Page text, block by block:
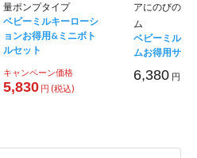
量ポンプタイプ
ベビーミルキーローシ
ョンお得用&ミニボト
ルセット
キャンペーン価格
5,830 円 (税込)
アにのびのい
ム
ベビーミルキ
ムお得用サイ
6,380 円 (税